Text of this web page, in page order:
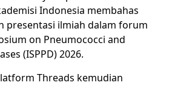
Indonesia membahas
presentasi ilmiah dalam forum
on Pneumococci and
(ISPPD) 2026.
Threads kemudian